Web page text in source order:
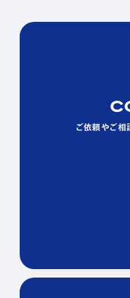
ご依頼やご相
ご依頼やご相
ご依頼やご相